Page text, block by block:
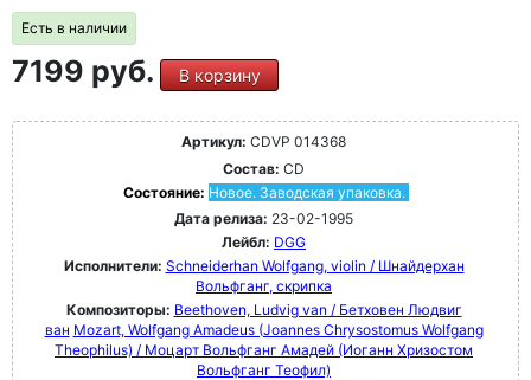
Есть в наличии
7199 руб. В корзину
Артикул: CDVP 014368
Состав: CD
Состояние: Новое. Заводская упаковка.
Дата релиза: 23-02-1995
Лейбл: DGG
Исполнители: Schneiderhan Wolfgang, violin / Шнайдерхан
Вольфганг, скрипка
Композиторы: Beethoven, Ludvig van / Бетховен Людвиг
ван Mozart, Wolfgang Amadeus (Joannes Chrysostomus Wolfgang
Theophilus) / Моцарт Вольфганг Амадей (Иоганн Хризостом
Вольфганг Теофил)